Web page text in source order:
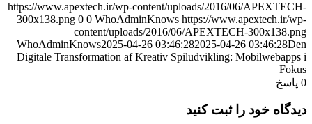
https://www.apextech.ir/wp-content/uploads/2016/06/APEXTECH-
300x138.png 0 0 WhoAdminKnows https://www.apextech.ir/wp-
content/uploads/2016/06/APEXTECH-300x138.png
WhoAdminKnows2025-04-26 03:46:282025-04-26 03:46:28Den
Digitale Transformation af Kreativ Spiludvikling: Mobilwebapps i
Fokus
0 پاسخ
دیدگاه خود را ثبت کنید